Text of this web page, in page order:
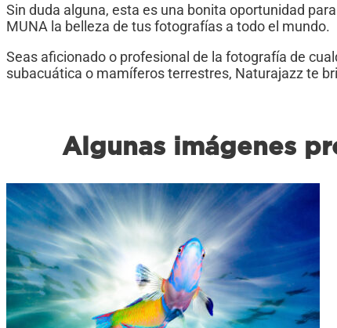
Sin duda alguna, esta es una bonita oportunidad
MUNA la belleza de tus fotografías a todo el mundo.
Seas aficionado o profesional de la fotografía de
subacuática o mamíferos terrestres, Naturajazz te
Algunas imágenes